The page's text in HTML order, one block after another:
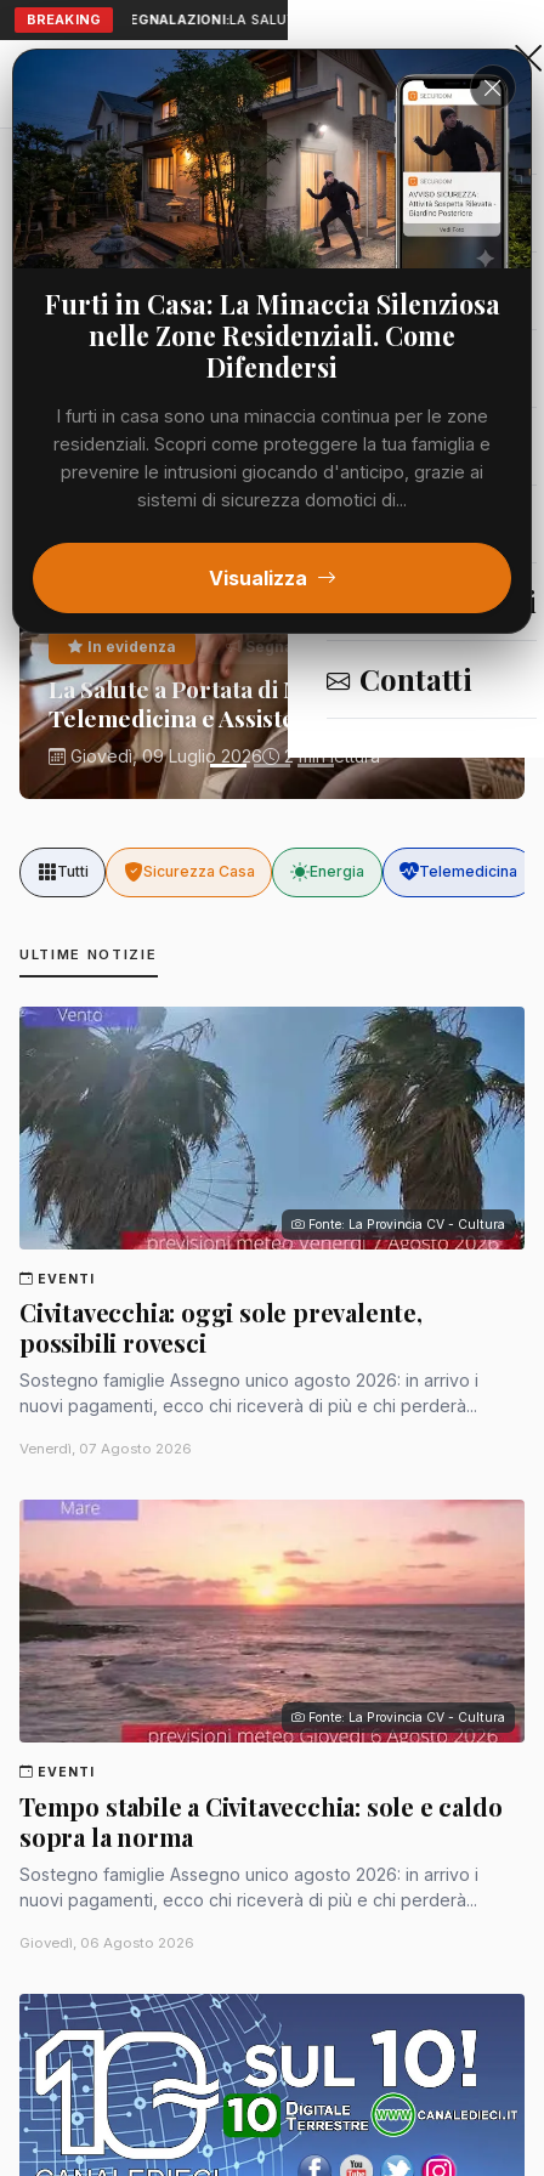
BREAKING SEGNALAZIONI:LA SALUTE A PORTATA DI MANO:
Aranova • NET
PORTALE UTILE AL TERRITORIO
Home
Cronaca
Viabilità
Meteo
Segnalazioni
Contatti
Furti in Casa: La Minaccia Silenziosa
nelle Zone Residenziali. Come
Difendersi
I furti in casa sono una minaccia continua per le zone
residenziali. Scopri come proteggere la tua famiglia e
prevenire le intrusioni giocando d'anticipo, grazie ai
sistemi di sicurezza domotici di...
Visualizza
In evidenza Segnalazioni
La Salute a Portata di Mano:
Telemedicina e Assistenza Domiciliare
Giovedì, 09 Luglio 2026 2 min lettura
Tutti Sicurezza Casa Energia Telemedicina
ULTIME NOTIZIE
Fonte: La Provincia CV - Cultura
EVENTI
Civitavecchia: oggi sole prevalente,
possibili rovesci
Sostegno famiglie Assegno unico agosto 2026: in arrivo i
nuovi pagamenti, ecco chi riceverà di più e chi perderà...
Venerdì, 07 Agosto 2026
Fonte: La Provincia CV - Cultura
EVENTI
Tempo stabile a Civitavecchia: sole e caldo
sopra la norma
Sostegno famiglie Assegno unico agosto 2026: in arrivo i
nuovi pagamenti, ecco chi riceverà di più e chi perderà...
Giovedì, 06 Agosto 2026